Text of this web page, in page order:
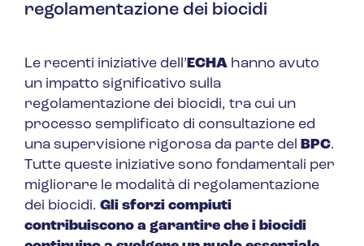
regolamentazione dei biocidi
Le recenti iniziative dell’ECHA hanno avuto
un impatto significativo sulla
regolamentazione dei biocidi, tra cui un
processo semplificato di consultazione ed
una supervisione rigorosa da parte del BPC.
Tutte queste iniziative sono fondamentali per
migliorare le modalità di regolamentazione
dei biocidi. Gli sforzi compiuti
contribuiscono a garantire che i biocidi